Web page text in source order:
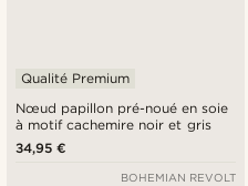
Nœud papillon pré-noué en soie
à motif cachemire noir et gris
Qualité Premium
34,95 €
BOHEMIAN REVOLT